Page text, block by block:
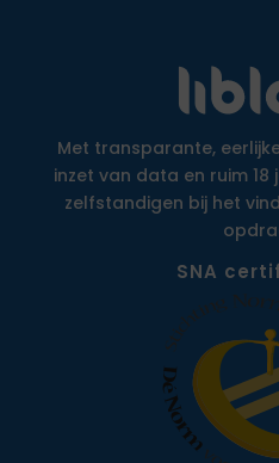
Met transparante,
inzet van data en ruim
zelfstandigen bij het
SNA